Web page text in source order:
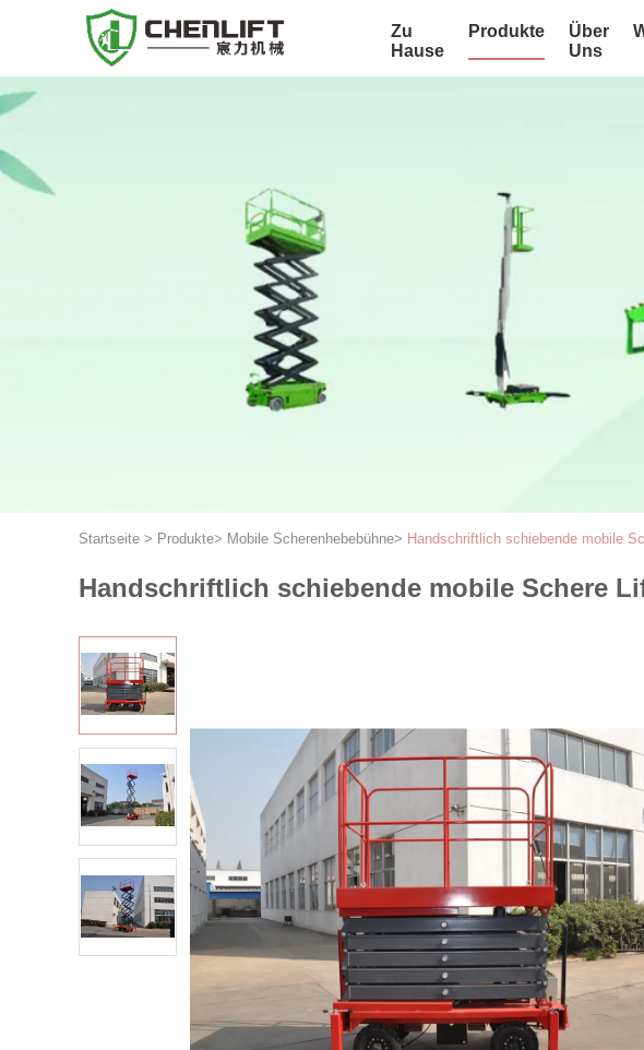
Zu
Hause
Produkte
Über
Uns
Startseite > Produkte> Mobile Scherenhebebühne> Handschriftlich schiebende mobile
Handschriftlich schiebende mobile Schere